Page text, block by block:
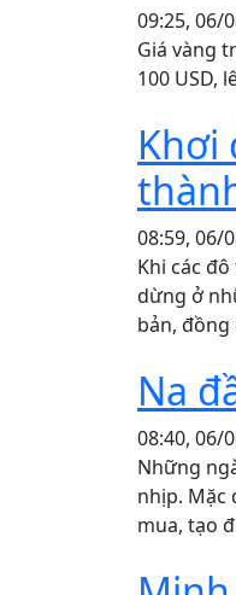
09:25, 06/
Giá vàng
100 USD,
Khơi
08:59, 06/
Khi các
dừng ở
bản, đồng
Na
08:40, 06/
Những
nhịp. Mặc
mua, tạo